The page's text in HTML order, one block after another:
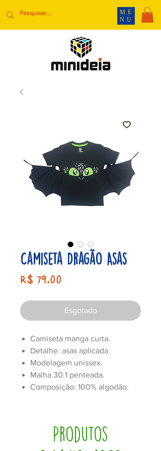
ME
NU
Camiseta Dragão Asas
R$ 79,00
Esgotado
Camiseta manga curta.
Detalhe: asas aplicada
Modelagem unissex.
Malha 30.1 penteada.
Composição: 100% algodão.
Produtos